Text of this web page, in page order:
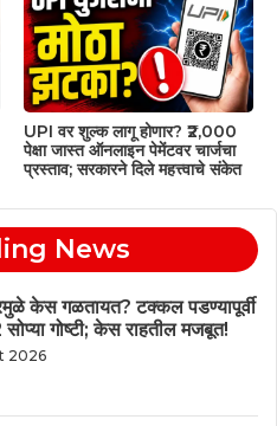
UPI वर शुल्क लागू होणार? ₹2,000
पेक्षा जास्त ऑनलाइन पेमेंटवर चार्जचा
प्रस्ताव; सरकारने दिले महत्त्वाचे संकेत
News
केस गळतायत? टक्कल पडण्यापूर्वी
गोष्टी; केस राहतील मजबूत!
2026